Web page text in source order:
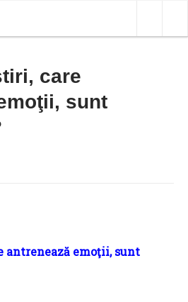
care
sunt
emoţii, sunt